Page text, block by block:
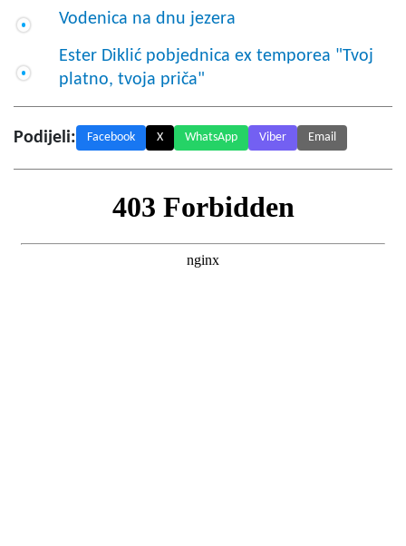
Vodenica na dnu jezera
Ester Diklić pobjednica ex temporea "Tvoj
platno, tvoja priča"
Podijeli: Facebook X WhatsApp Viber Email